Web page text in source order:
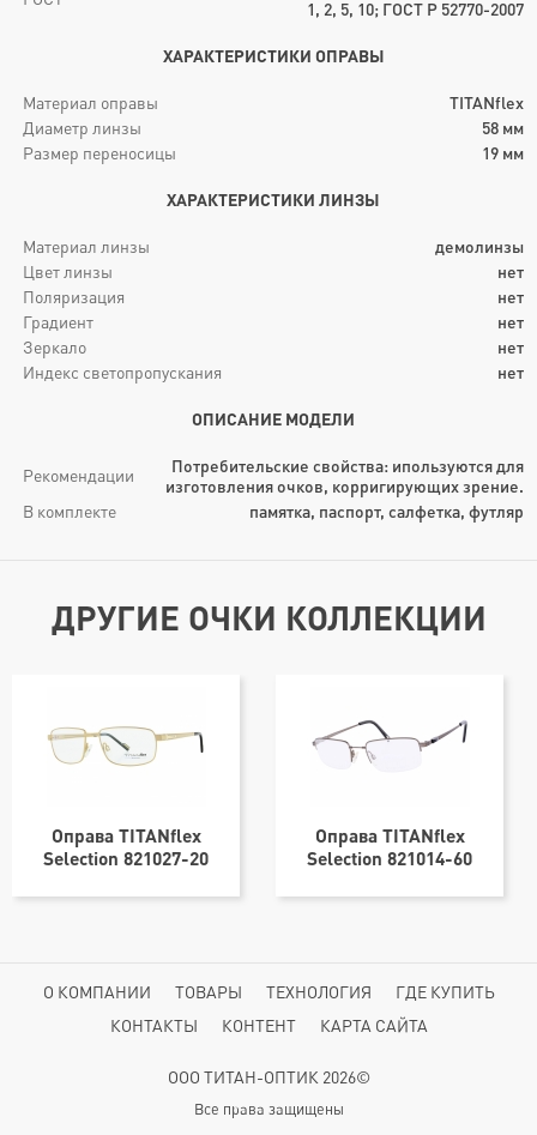
1, 2, 5, 10; ГОСТ Р 52770-2007
ХАРАКТЕРИСТИКИ ОПРАВЫ
Материал оправы
TITANflex
Диаметр линзы
58 мм
Размер переносицы
19 мм
ХАРАКТЕРИСТИКИ ЛИНЗЫ
Материал линзы
демолинзы
Цвет линзы
нет
Поляризация
нет
Градиент
нет
Зеркало
нет
Индекс светопропускания
нет
ОПИСАНИЕ МОДЕЛИ
Рекомендации
Потребительские свойства: ипользуются для
изготовления очков, корригирующих зрение.
В комплекте
памятка, паспорт, салфетка, футляр
ДРУГИЕ ОЧКИ КОЛЛЕКЦИИ
Оправа TITANflex
Selection 821027-20
Оправа TITANflex
Selection 821014-60
О КОМПАНИИ ТОВАРЫ ТЕХНОЛОГИЯ
ГДЕ КУПИТЬ
КОНТАКТЫ
КОНТЕНТ КАРТА САЙТА
ООО ТИТАН-ОПТИК 2026©
Все права защищены